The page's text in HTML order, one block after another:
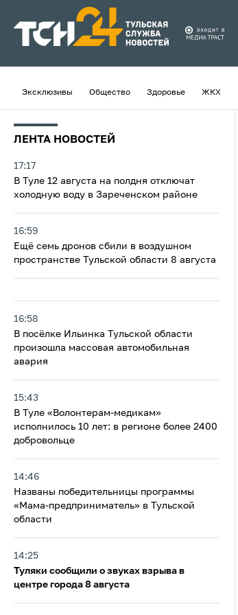
Эксклюзивы Общество Здоровье ЖКХ
ЛЕНТА НОВОСТЕЙ
17:17
В Туле 12 августа на полдня отключат
холодную воду в Зареченском районе
16:59
Ещё семь дронов сбили в воздушном
пространстве Тульской области 8 августа
16:58
В посёлке Ильинка Тульской области
произошла массовая автомобильная
авария
15:43
В Туле «Волонтерам-медикам»
исполнилось 10 лет: в регионе более 2400
добровольце
14:46
Названы победительницы программы
«Мама-предприниматель» в Тульской
области
14:25
Туляки сообщили о звуках взрыва в
центре города 8 августа